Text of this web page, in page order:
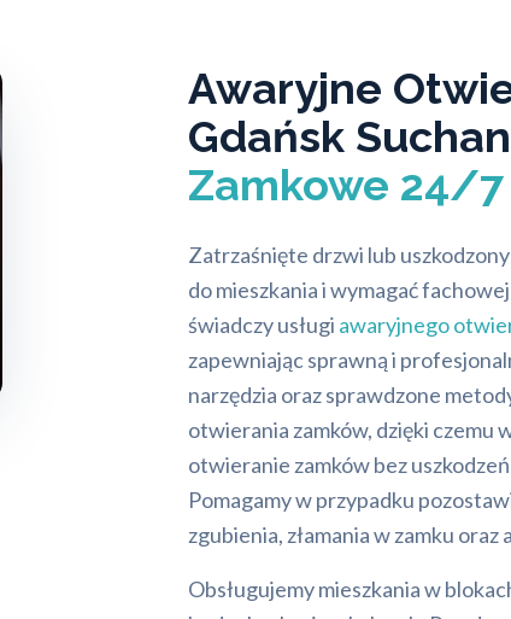
Awaryjne
Gdańsk
Zamkowe 24/7
Zatrzaśnięte drzwi lub
do mieszkania i wymagać
świadczy usługi awaryjnego
zapewniając sprawną i
narzędzia oraz sprawdzone
otwierania zamków, dzięki czemu
otwieranie zamków bez
Pomagamy w przypadku
zgubienia, złamania w zamku
Obsługujemy mieszkania w